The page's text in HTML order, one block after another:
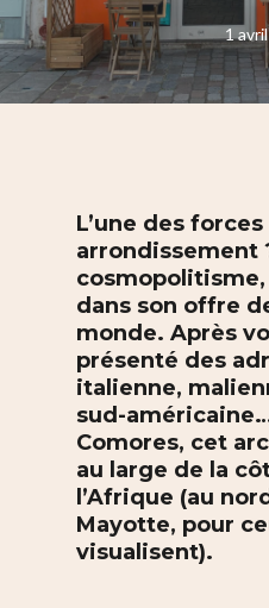
1
L’une des
arrondissement
dans son offre
monde. Après
présenté des
italienne,
sud-
Comores, cet
au large de la
l’Afrique (au
Mayotte, pour
visualisent).